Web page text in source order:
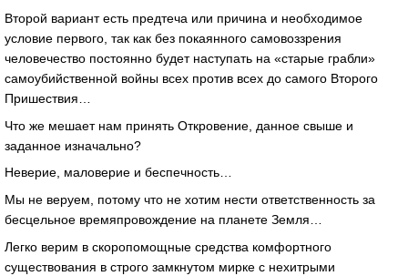
Второй вариант есть предтеча или причина и необходимое
условие первого, так как без покаянного самовоззрения
человечество постоянно будет наступать на «старые грабли»
самоубийственной войны всех против всех до самого Второго
Пришествия…
Что же мешает нам принять Откровение, данное свыше и
заданное изначально?
Неверие, маловерие и беспечность…
Мы не веруем, потому что не хотим нести ответственность за
бесцельное времяпровождение на планете Земля…
Легко верим в скоропомощные средства комфортного
существования в строго замкнутом мирке с нехитрыми